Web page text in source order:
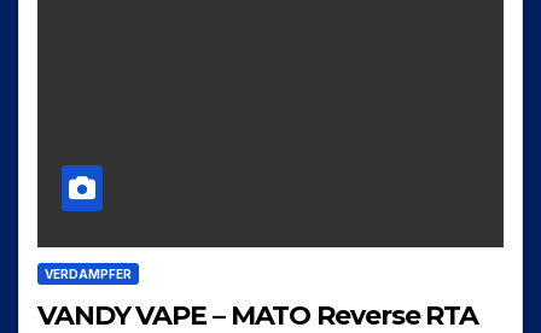
VERDAMPFER
VANDY VAPE – MATO Reverse RTA